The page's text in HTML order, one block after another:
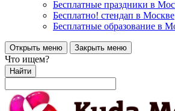
Бесплатные праздники в
Бесплатно! стендап в Москве
Бесплатные образование в
Открыть меню Закрыть меню
Что ищем?
Найти